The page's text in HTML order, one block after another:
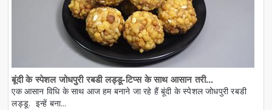
बूंदी के स्पेशल जोधपुरी रबडी लड्डू-टिप्स के साथ आसान तरी...
एक आसान विधि के साथ आज हम बनाने जा रहे हैं बूंदी के स्पेशल जोधपुरी रबडी
लड्डू. इन्हें बना...